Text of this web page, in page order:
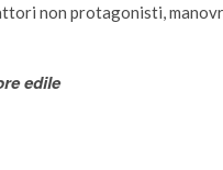
non protagonisti,
edile